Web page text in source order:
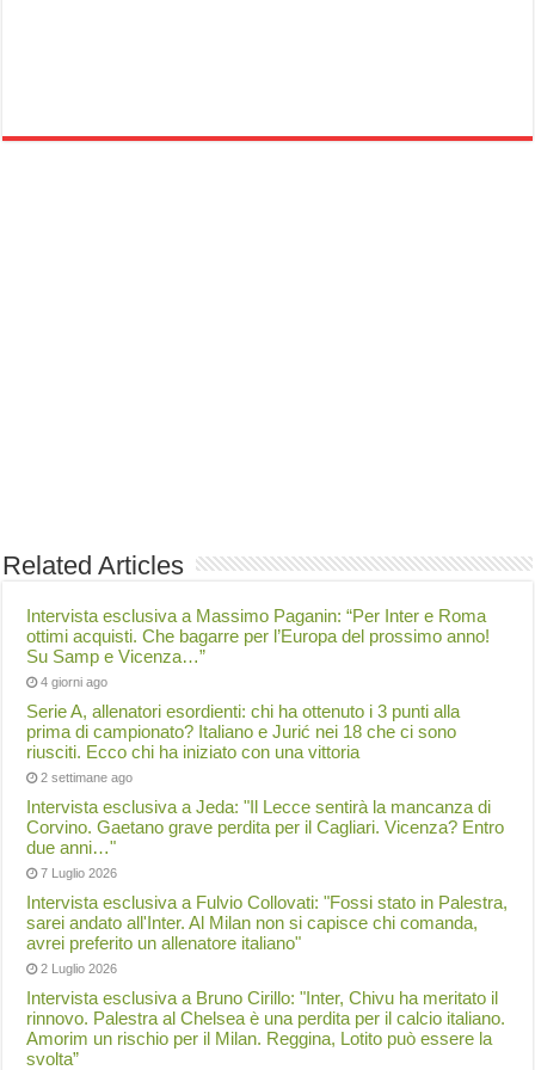
Related Articles
Intervista esclusiva a Massimo Paganin: “Per Inter e Roma
ottimi acquisti. Che bagarre per l’Europa del prossimo anno!
Su Samp e Vicenza…”
4 giorni ago
Serie A, allenatori esordienti: chi ha ottenuto i 3 punti alla
prima di campionato? Italiano e Jurić nei 18 che ci sono
riusciti. Ecco chi ha iniziato con una vittoria
2 settimane ago
Intervista esclusiva a Jeda: "Il Lecce sentirà la mancanza di
Corvino. Gaetano grave perdita per il Cagliari. Vicenza? Entro
due anni…"
7 Luglio 2026
Intervista esclusiva a Fulvio Collovati: "Fossi stato in Palestra,
sarei andato all'Inter. Al Milan non si capisce chi comanda,
avrei preferito un allenatore italiano"
2 Luglio 2026
Intervista esclusiva a Bruno Cirillo: "Inter, Chivu ha meritato il
rinnovo. Palestra al Chelsea è una perdita per il calcio italiano.
Amorim un rischio per il Milan. Reggina, Lotito può essere la
svolta”